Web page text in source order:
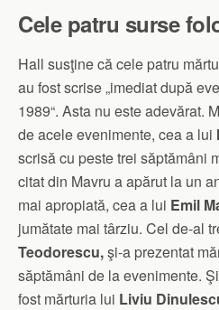
Cele patru surse
Hall susţine că cele patru
au fost scrise „imediat după
1989“. Asta nu este adevărat.
de acele evenimente, cea a lui
scrisă cu peste trei săptămâni
citat din Mavru a apărut la un
mai apropiată, cea a lui Emil
jumătate mai târziu. Cel de-al
Teodorescu,şi-a prezentat
săptămâni de la evenimente.
fost mărturia lui Liviu